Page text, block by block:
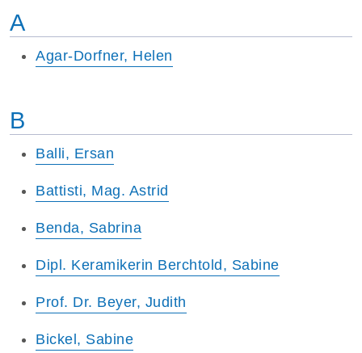
A
Agar-Dorfner, Helen
B
Balli, Ersan
Battisti, Mag. Astrid
Benda, Sabrina
Dipl. Keramikerin Berchtold, Sabine
Prof. Dr. Beyer, Judith
Bickel, Sabine